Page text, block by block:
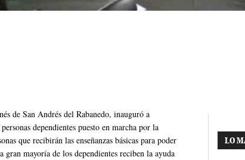
de San Andrés del Rabanedo, inauguró a
dependientes puesto en marcha por la
que recibirán las enseñanzas básicas para poder
gran mayoría de los dependientes reciben la ayuda
LO